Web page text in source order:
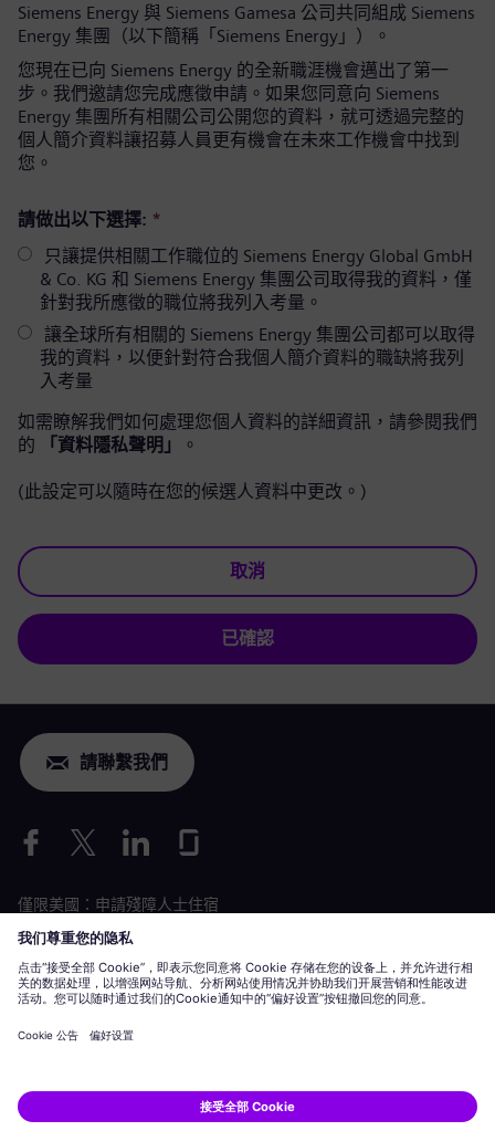
Siemens Energy 與 Siemens Gamesa 公司共同組成 Siemens
Energy 集團（以下簡稱「Siemens Energy」）。
您現在已向 Siemens Energy 的全新職涯機會邁出了第一
步。我們邀請您完成應徵申請。如果您同意向 Siemens
Energy 集團所有相關公司公開您的資料，就可透過完整的
個人簡介資料讓招募人員更有機會在未來工作機會中找到
您。
請做出以下選擇: *
只讓提供相關工作職位的 Siemens Energy Global GmbH
& Co. KG 和 Siemens Energy 集團公司取得我的資料，僅
針對我所應徵的職位將我列入考量。
讓全球所有相關的 Siemens Energy 集團公司都可以取得
我的資料，以便針對符合我個人簡介資料的職缺將我列
入考量
如需瞭解我們如何處理您個人資料的詳細資訊，請參閱我們
的
「資料隱私聲明」 。
(此設定可以隨時在您的候選人資料中更改。)
取消
已確認
請聯繫我們
僅限美國：申請殘障人士住宿
勞動條件申請
Siemens Energy 是 Siemens AG 授權的商標。